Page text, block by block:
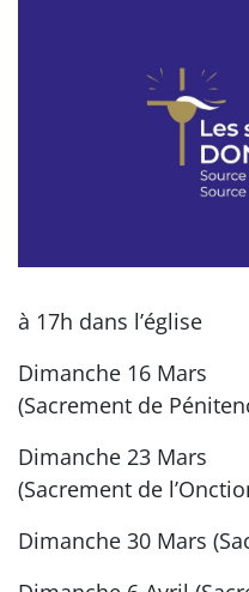
à 17h dans l’église
Dimanche 16 Mars
(Sacrement de
Dimanche 23 Mars
(Sacrement de
Dimanche 30 Mars